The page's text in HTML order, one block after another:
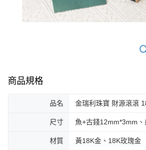
商品規格
品名 金瑞利珠寶 財源滾滾
尺寸 魚+古錢12mm*3mm
材質 黃18K金、18K玫瑰金